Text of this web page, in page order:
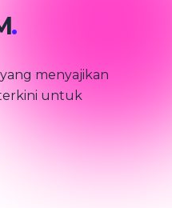
.
menyajikan
untuk